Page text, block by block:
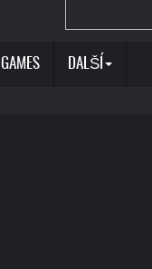
GAMES DALŠÍ